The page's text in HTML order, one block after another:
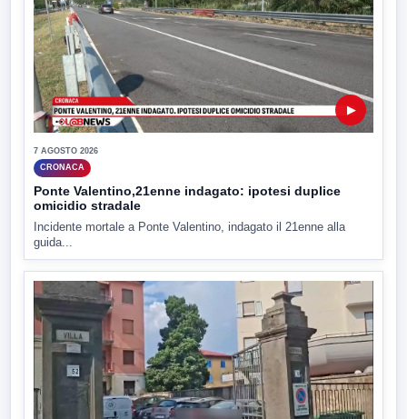
▶
7 AGOSTO 2026
CRONACA
Ponte Valentino,21enne indagato: ipotesi duplice
omicidio stradale
Incidente mortale a Ponte Valentino, indagato il 21enne alla
guida...